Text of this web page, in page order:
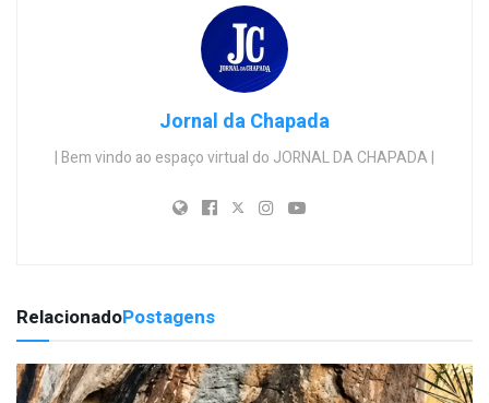
Jornal da Chapada
| Bem vindo ao espaço virtual do JORNAL DA CHAPADA |
RelacionadoPostagens